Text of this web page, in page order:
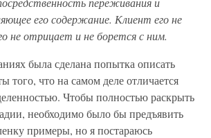
его содержание. Клиент его не
не отрицает и не борется с ним.
была сделана попытка описать
того, что на самом деле отличается
Чтобы полностью раскрыть
необходимо было бы предъявить
примеры, но я постараюсь